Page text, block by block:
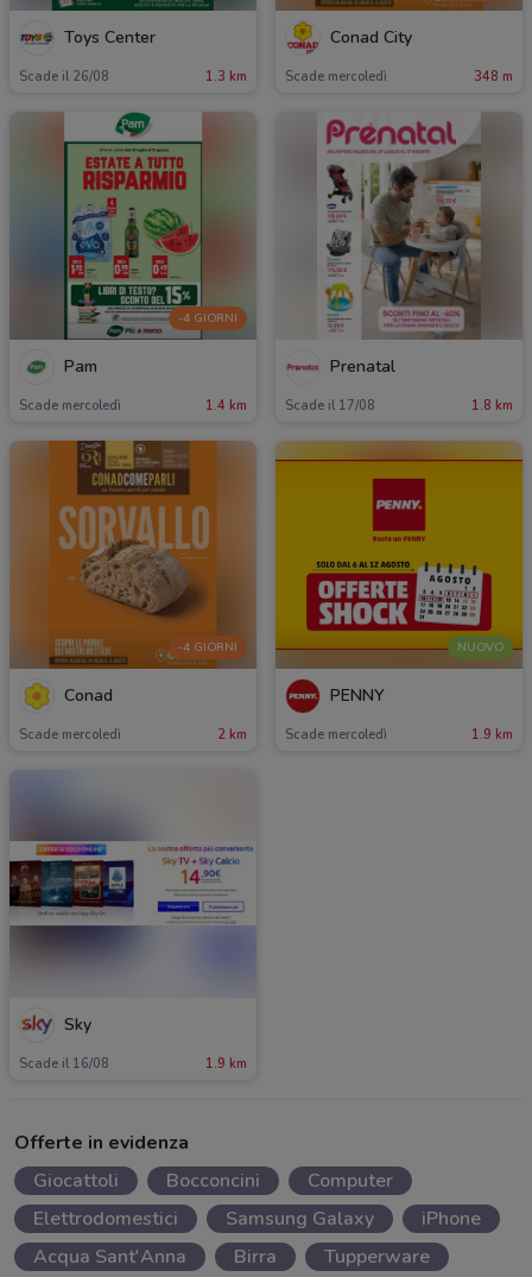
Toys Center
Scade il 26/08 1.3 km
Conad City
Scade mercoledì 348 m
-4 GIORNI
Pam
Scade mercoledì 1.4 km
Prenatal
Scade il 17/08 1.8 km
-4 GIORNI
Conad
Scade mercoledì 2 km
NUOVO
PENNY
Scade mercoledì 1.9 km
Sky
Scade il 16/08 1.9 km
Offerte in evidenza
Giocattoli
Bocconcini
Computer
Elettrodomestici
Samsung Galaxy
iPhone
Acqua Sant'Anna
Birra Tupperware